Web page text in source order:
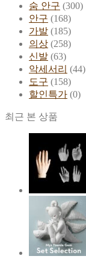
숨 안구 (300)
안구 (168)
가발 (185)
의상 (258)
신발 (63)
악세서리 (44)
도구 (158)
할인특가 (0)
최근 본 상품